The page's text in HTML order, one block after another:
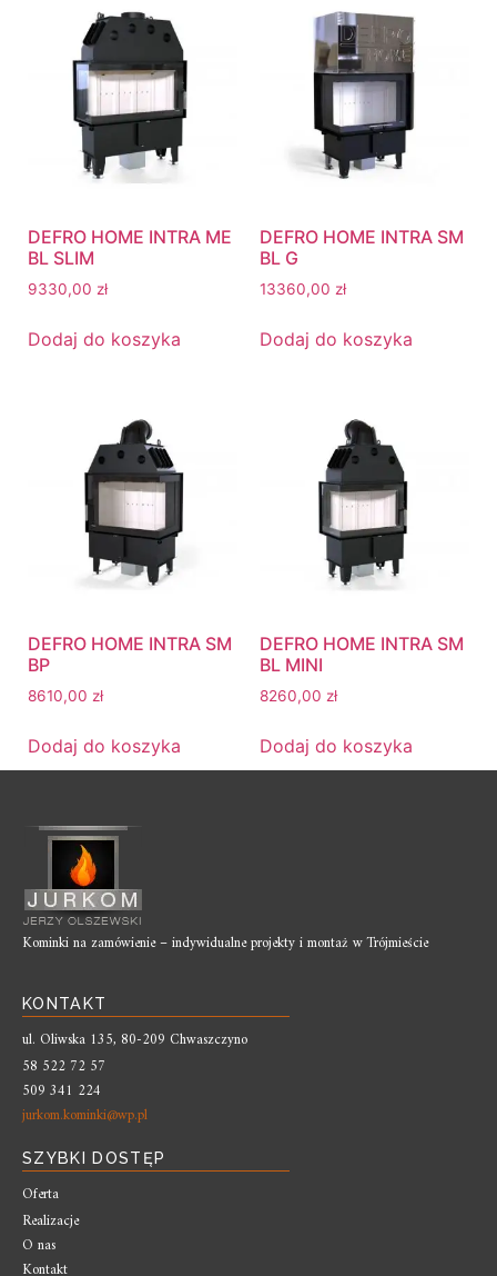
DEFRO HOME INTRA ME
BL SLIM
9330,00 zł
Dodaj do koszyka
DEFRO HOME INTRA SM
BL G
13360,00 zł
Dodaj do koszyka
DEFRO HOME INTRA SM
BP
8610,00 zł
Dodaj do koszyka
DEFRO HOME INTRA SM
BL MINI
8260,00 zł
Dodaj do koszyka
Kominki na zamówienie – indywidualne projekty i montaż w Trójmieście
KONTAKT
ul. Oliwska 135, 80-209 Chwaszczyno
58 522 72 57
509 341 224
jurkom.kominki@wp.pl
SZYBKI DOSTĘP
Oferta
Realizacje
O nas
Kontakt